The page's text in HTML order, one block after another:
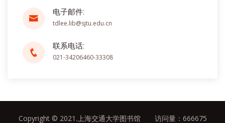
电子邮件:
tdlee.lib@sjtu.edu.cn
联系电话:
021-34206460-33308
Copyright © 2021.上海交通大学图书馆 访问量： 666675